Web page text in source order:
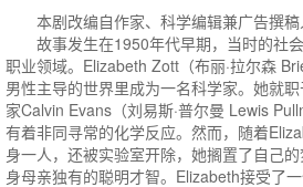
本剧改编自作家、科学编辑兼广告撰稿
故事发生在1950年代早期，当时的社
职业领域。Elizabeth Zott（布丽·拉尔森
男性主导的世界里成为一名科学家。她就
家Calvin Evans（刘易斯·普尔曼 Lewis
有着非同寻常的化学反应。然而，随着
身一人，还被实验室开除，她搁置了自己
身母亲独有的聪明才智。Elizabeth接受了